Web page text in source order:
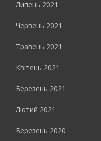
Липень 2021
Червень 2021
Травень 2021
Квітень 2021
Березень 2021
Лютий 2021
Березень 2020